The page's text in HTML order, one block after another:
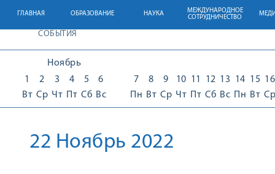
ГЛАВНАЯ ОБРАЗОВАНИЕ НАУКА
МЕЖДУНАРОДНОЕ
СОТРУДНИЧЕСТВО
СОБЫТИЯ
Ноябрь
1
Вт
2
Ср
3
Чт
4
Пт
5
Сб
6
Вс
7
Пн
8
Вт
9
Ср
10
Чт
11
Пт
12
Сб
13
Вс
14
Пн
15
Вт
16
Ср
22 Ноябрь 2022